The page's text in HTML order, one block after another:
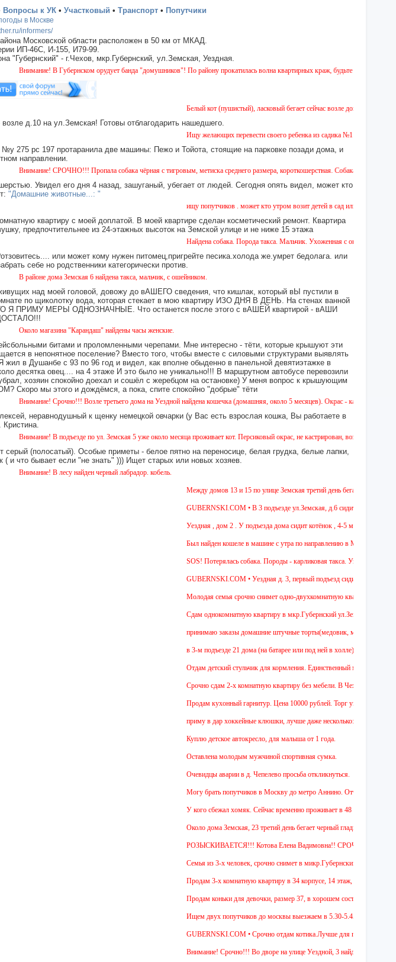
Вопросы к УК • Участковый • Транспорт • Попутчики
в Москве
informers/
Московской области расположен в 50 км от МКАД.
ИП-46С, И-155, И79-99.
- г.Чехов, мкр.Губернский, ул.Земская, Уездная.
В Губернском орудует банда "домушников"! По району прокатилась волна квартирных краж, будьте бдительны!
Белый кот (пушистый), ласковый бегает сейчас возле дома № 2 на
д.10 на ул.Земская! Готовы отблагодарить нашедшего.
Ищу желающих перевести своего ребенка из садика №11 в садик № 26.
275 рс 197 протаранила две машины: Пежо и Тойота, стоящие на парковке позади дома, и
направлении.
СРОЧНО!!! Пропала собака чёрная с тигровым, метиска среднего размера, короткошерстная. Собака пугливая, не
Увидел его дня 4 назад, зашуганый, убегает от людей. Сегодня опять видел, может кто
"Домашние животные...: "
ищу попутчиков . может кто утром возит детей в сад или в школу в
квартиру с моей доплатой. В моей квартире сделан косметический ремонт. Квартира
предпочтительнее из 24-этажных высоток на Земской улице и не ниже 15 этажа
Найдена собака. Порода такса. Мальчик. Ухоженная с ошейником.
или может кому нужен питомец,пригрейте песика.холода же.умрет бедолага. или
себе но родственники категорически против.
дома Земская 6 найдена такса, мальчик, с ошейником.
над моей головой, довожу до вАШЕГО сведения, что кишлак, который вЫ пустили в
по щиколотку вода, которая стекает в мою квартиру ИЗО ДНЯ В ДЕНЬ. На стенах ванной
Я ПРИМУ МЕРЫ ОДНОЗНАЧНЫЕ. Что останется после этого с вАШЕЙ квартирой - вАШИ
магазина "Карандаш" найдены часы женские.
битами и проломленными черепами. Мне интересно - тёти, которые крышуют эти
в непонятное поселение? Вместо того, чтобы вместе с силовыми структурами выявлять
в Душанбе с 93 по 96 год и видел, как вполне обыденно в панельной девятиэтажке в
десятка овец.... на 4 этаже И это было не уникально!!! В маршрутном автобусе перевозили
хозяин спокойно доехал и сошёл с жеребцом на остановке) У меня вопрос к крышующим
мы этого и дождёмся, а пока, спите спокойно "добрые" тёти
Срочно!!! Возле третьего дома на Уездной найдена кошечка (домашняя, около 5 месяцев). Окрас - камышовый, на один
неравнодушный к щенку немецкой овчарки (у Вас есть взрослая кошка, Вы работаете в
Кристина.
В подъезде по ул. Земская 5 уже около месяца проживает кот. Персиковый окрас, не кастрирован, возраст менее года,
(полосатый). Особые приметы - белое пятно на переносице, белая грудка, белые лапки,
и что бывает если "не знать" ))) Ищет старых или новых хозяев.
В лесу найден черный лабрадор. кобель.
Между домов 13 и 15 по улице Земская третий день бегает собака из
GUBERNSKI.COM • В 3 подъезде ул.Земская, д.6 сидит очень
Уездная , дом 2 . У подъезда дома сидит котёнок , 4-5 мес , девочка.
Был найден кошеле в машине с утра по направлению в Москву,девушка
SOS! Потерялась собака. Породы - карликовая такса. Уважаемые
GUBERNSKI.COM • Уездная д. 3, первый подъезд сидит
Молодая семья срочно снимет одно-двухкомнатную квартиру на
Cдам однокомнатную квартиру в мкр.Губернский ул.Земская. Ремонт от
принимаю заказы домашние штучные торты(медовик, муравейник,
в 3-м подъезде 21 дома (на батарее или под ней в холле) тоскует и
Отдам детский стульчик для кормления. Единственный минус - нет
Срочно сдам 2-х комнатную квартиру без мебели. В Чехове буду после
Продам кухонный гарнитур. Цена 10000 рублей. Торг уместен.
приму в дар хоккейные клюшки, лучше даже несколько:)
Куплю детское автокресло, для малыша от 1 года.
Оставлена молодым мужчиной спортивная сумка.
Очевидцы аварии в д. Чепелево просьба откликнуться.
Могу брать попутчиков в Москву до метро Аннино. Отъезд 6.45 от
У кого сбежал хомяк. Сейчас временно проживает в 48 квартире (9 этаж
Около дома Земская, 23 третий день бегает черный гладкошерстый
РОЗЫСКИВАЕТСЯ!!! Котова Елена Вадимовна!! СРОЧНО
Семья из 3-х человек, срочно снимет в микр.Губернский 1 или 2-х
Продам 3-х комнатную квартиру в 34 корпусе, 14 этаж, общ. пл. 88 м.
Продам коньки для девочки, размер 37, в хорошем состоянии.
Ищем двух попутчиков до москвы выезжаем в 5.30-5.45 и обратно в
GUBERNSKI.COM • Срочно отдам котика.Лучше для проживания в
Внимание! Срочно!!! Во дворе на улице Уездной, 3 найден щенок.